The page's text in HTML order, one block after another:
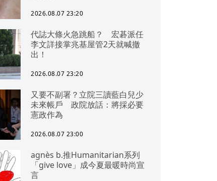
2026.08.07 23:20
代誌大條火急跳船？ 宏碁派任
李文詳接掌兆基屋管2天就喊撤
出！
2026.08.07 23:20
又要不副署？立院三讀藍白兒少
未來帳戶 政院放話：將採必要
憲政作為
2026.08.07 23:00
agnès b.推Humanitarian系列
「give love」成今夏最暖時尚宣
言